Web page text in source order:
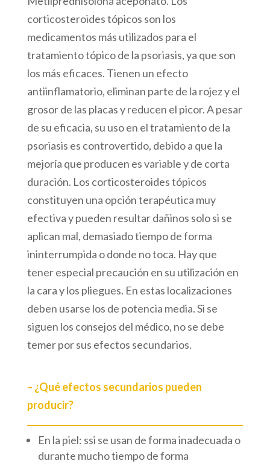
corticosteroides tópicos son los
medicamentos más utilizados para el
tratamiento tópico de la psoriasis, ya que son
los más eficaces. Tienen un efecto
antiinflamatorio, eliminan parte de la rojez y el
grosor de las placas y reducen el picor. A pesar
de su eficacia, su uso en el tratamiento de la
psoriasis es controvertido, debido a que la
mejoría que producen es variable y de corta
duración. Los corticosteroides tópicos
constituyen una opción terapéutica muy
efectiva y pueden resultar dañinos solo si se
aplican mal, demasiado tiempo de forma
ininterrumpida o donde no toca. Hay que
tener especial precaución en su utilización en
la cara y los pliegues. En estas localizaciones
deben usarse los de potencia media. Si se
siguen los consejos del médico, no se debe
temer por sus efectos secundarios.
– ¿Qué efectos secundarios pueden
producir?
En la piel: ssi se usan de forma inadecuada o
durante mucho tiempo de forma